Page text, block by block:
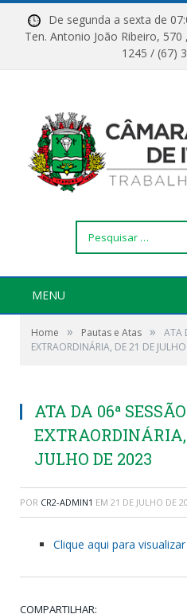
De segunda a sexta de
Ten. Antonio João Ribeiro,
1245 / (67)
por:
MENU
Home » Pautas e Atas »
ATA
EXTRAORDINÁRIA, DE 21 DE
ATA DA 06ª SESSÃO
EXTRAORDINÁRIA,
JULHO DE 2023
POR CR2-ADMIN1 EM 21 DE JULHO DE
Clique aqui para visualizar
COMPARTILHAR: